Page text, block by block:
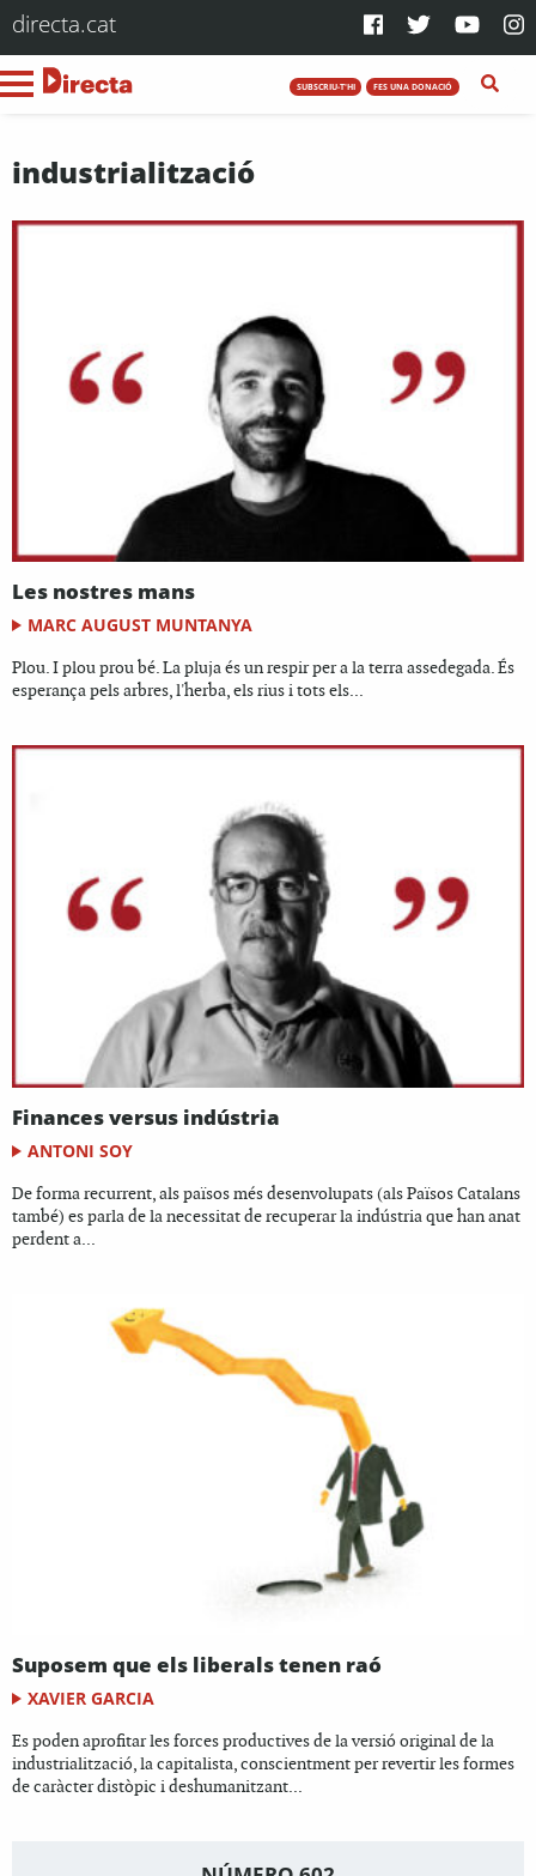
directa.cat
SUBSCRIU-T'HI FES UNA DONACIÓ
industrialització
Les nostres mans
MARC AUGUST MUNTANYA
Plou. I plou prou bé. La pluja és un respir per a la terra assedegada. És
esperança pels arbres, l'herba, els rius i tots els...
Finances versus indústria
ANTONI SOY
De forma recurrent, als països més desenvolupats (als Països Catalans
també) es parla de la necessitat de recuperar la indústria que han anat
perdent a...
Suposem que els liberals tenen raó
XAVIER GARCIA
Es poden aprofitar les forces productives de la versió original de la
industrialització, la capitalista, conscientment per revertir les formes
de caràcter distòpic i deshumanitzant...